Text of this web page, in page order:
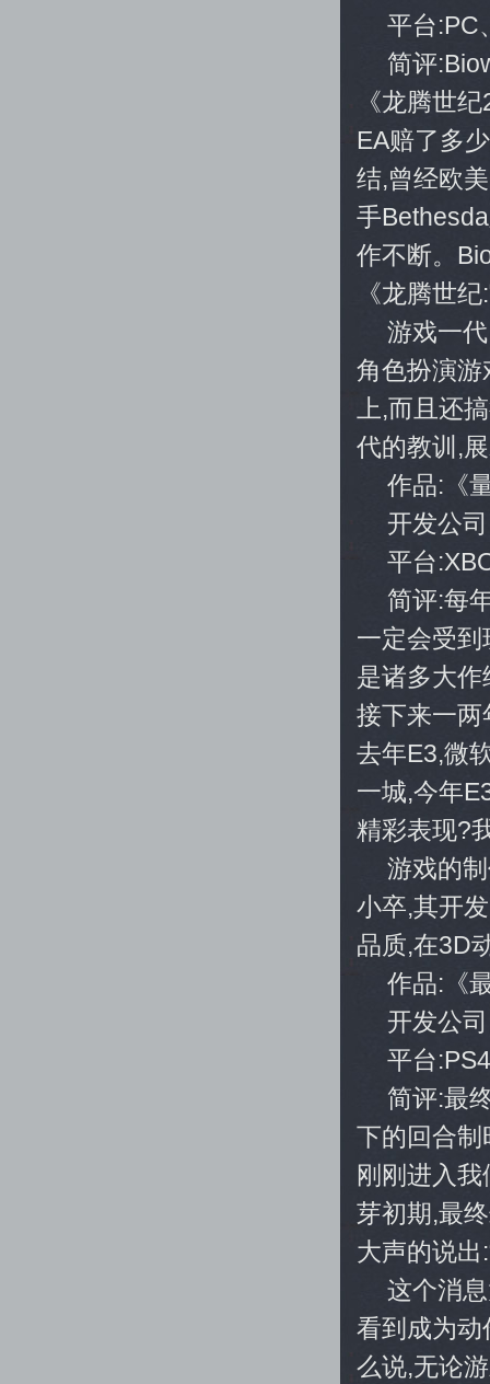
平台:PC
简评
《龙腾世
EA赔了多
结,曾经欧
手
作不断。
《龙腾世
游戏一
角色扮演
上,而且还
代的教训,
作品:《
开发公
平台
简评:每
一定会受
是诸多大
接下来一两
去年E3,微
一城,今年
精彩表现?
游戏的
小卒,其开
品质,在3D
作品:《
开发公
平台
简评:最
下的回合制
刚刚进入
芽初期,最
大声的说出
这个消
看到成为
么说,无论